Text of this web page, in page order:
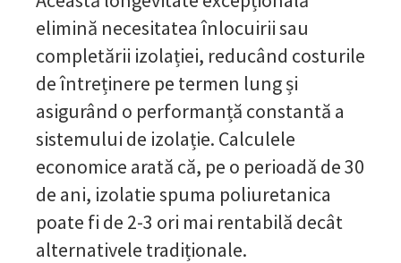
elimină necesitatea înlocuirii sau
completării izolației, reducând costurile
de întreținere pe termen lung și
asigurând o performanță constantă a
sistemului de izolație. Calculele
economice arată că, pe o perioadă de 30
de ani, izolatie spuma poliuretanica
poate fi de 2-3 ori mai rentabilă decât
alternativele tradiționale.